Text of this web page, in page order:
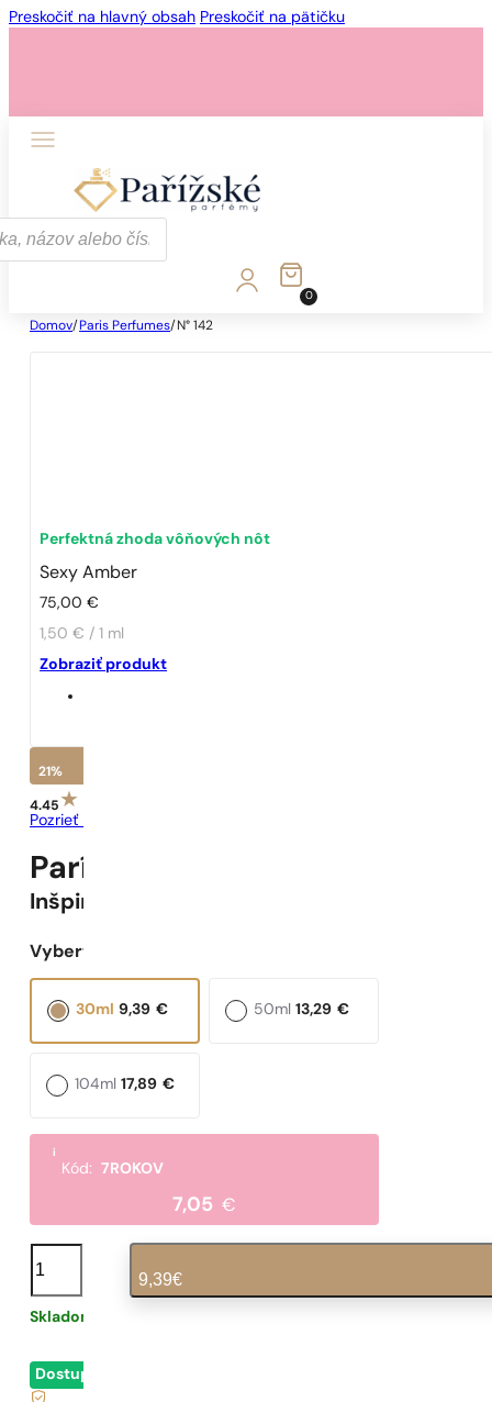
Preskočiť na hlavný obsah Preskočiť na pätičku
0
Domov/ Paris Perfumes/ N° 142
Perfektná zhoda vôňových nôt
Sexy Amber
75,00€
1,50 € / 1 ml
Zobraziť produkt
21%
4.45
Pozrieť recenzie
Parížske Parfumy N° 142 -
Inšpirované
Vyberte objem:
9,39 €
30ml 13,29 €
50ml
17,89 €
104ml
i
Kód:7ROKOV
7,05 €
množstvo
N°
142
9,39€
Skladom
Dostupné